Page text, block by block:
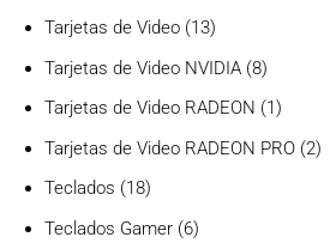
productos
Tarjetas de Video 1313
productos
Tarjetas de Video NVIDIA 88
productos
Tarjetas de Video RADEON 11
producto
Tarjetas de Video RADEON PRO 22
Teclados 1818
productos
Teclados Gamer 66